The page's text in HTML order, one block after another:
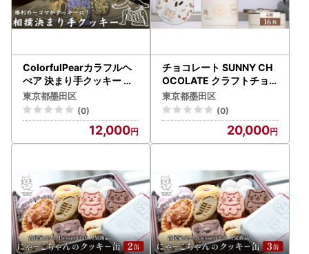
ColorfulPearカラフルヘ
ぺア 決まり手クッキー ク
ッキー お菓子 洋菓子 焼菓
子 米粉 米粉クッキー イラ
スト入り おやつ スイーツ
手土産 ギフト 墨田区 東京
都
東京都墨田区
(0)
12,000
チョコレート SUNNY CH
OCOLATE クラフトチョ
コレート【アソート缶 （3
種 12枚入）+「豆 -Mame
- /ピーナッツチョコレー
ト」】 チョコ お菓子 落花
生 アソート 墨田区 東京都
東京都墨田区
(0)
20,000